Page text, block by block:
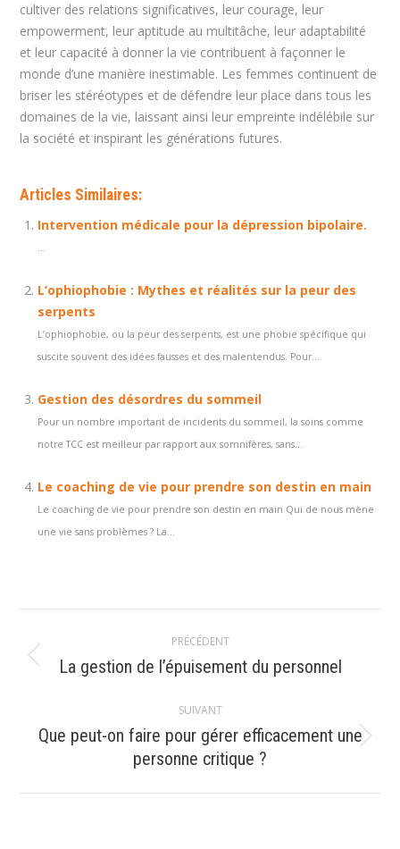
cultiver des relations significatives, leur courage, leur
empowerment, leur aptitude au multitâche, leur adaptabilité
et leur capacité à donner la vie contribuent à façonner le
monde d’une manière inestimable. Les femmes continuent de
briser les stéréotypes et de défendre leur place dans tous les
domaines de la vie, laissant ainsi leur empreinte indélébile sur
la société et inspirant les générations futures.
Articles Similaires:
Intervention médicale pour la dépression bipolaire.
...
L’ophiophobie : Mythes et réalités sur la peur des
serpents
L’ophiophobie, ou la peur des serpents, est une phobie spécifique qui
suscite souvent des idées fausses et des malentendus. Pour...
Gestion des désordres du sommeil
Pour un nombre important de incidents du sommeil, la soins comme
notre TCC est meilleur par rapport aux somnifères, sans...
Le coaching de vie pour prendre son destin en main
Le coaching de vie pour prendre son destin en main Qui de nous mène
une vie sans problèmes ? La...
article
PRÉCÉDENT
Article
:
La gestion de l’épuisement du personnel
SUIVANT
Article
suivant
Que peut-on faire pour gérer efficacement une
personne critique ?